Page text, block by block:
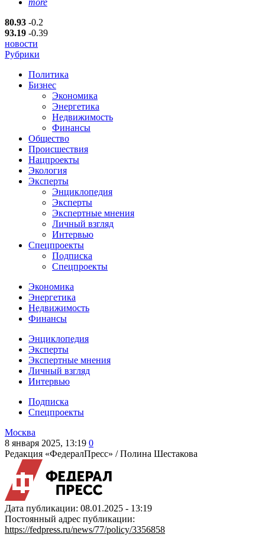
more
80.93 -0.2
93.19 -0.39
новости
Рубрики
Политика
Бизнес
Экономика
Энергетика
Недвижимость
Финансы
Общество
Происшествия
Нацпроекты
Экология
Эксперты
Энциклопедия
Эксперты
Экспертные мнения
Личный взгляд
Интервью
Спецпроекты
Подписка
Спецпроекты
Экономика
Энергетика
Недвижимость
Финансы
Энциклопедия
Эксперты
Экспертные мнения
Личный взгляд
Интервью
Подписка
Спецпроекты
Москва
8 января 2025, 13:19 0
Редакция «ФедералПресс» /Полина Шестакова
Дата публикации: 08.01.2025 - 13:19
Постоянный адрес публикации:
https://fedpress.ru/news/77/policy/3356858